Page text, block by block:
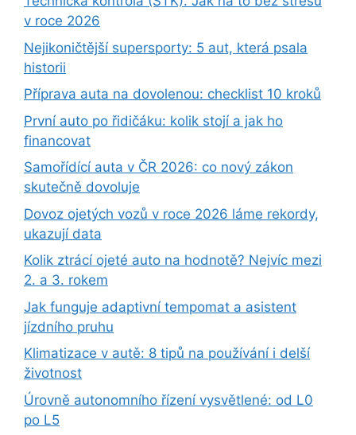
v roce 2026
Nejikoničtější supersporty: 5 aut, která psala
historii
Příprava auta na dovolenou: checklist 10 kroků
První auto po řidičáku: kolik stojí a jak ho
financovat
Samořídící auta v ČR 2026: co nový zákon
skutečně dovoluje
Dovoz ojetých vozů v roce 2026 láme rekordy,
ukazují data
Kolik ztrácí ojeté auto na hodnotě? Nejvíc mezi
2. a 3. rokem
Jak funguje adaptivní tempomat a asistent
jízdního pruhu
Klimatizace v autě: 8 tipů na používání i delší
životnost
Úrovně autonomního řízení vysvětlené: od L0
po L5